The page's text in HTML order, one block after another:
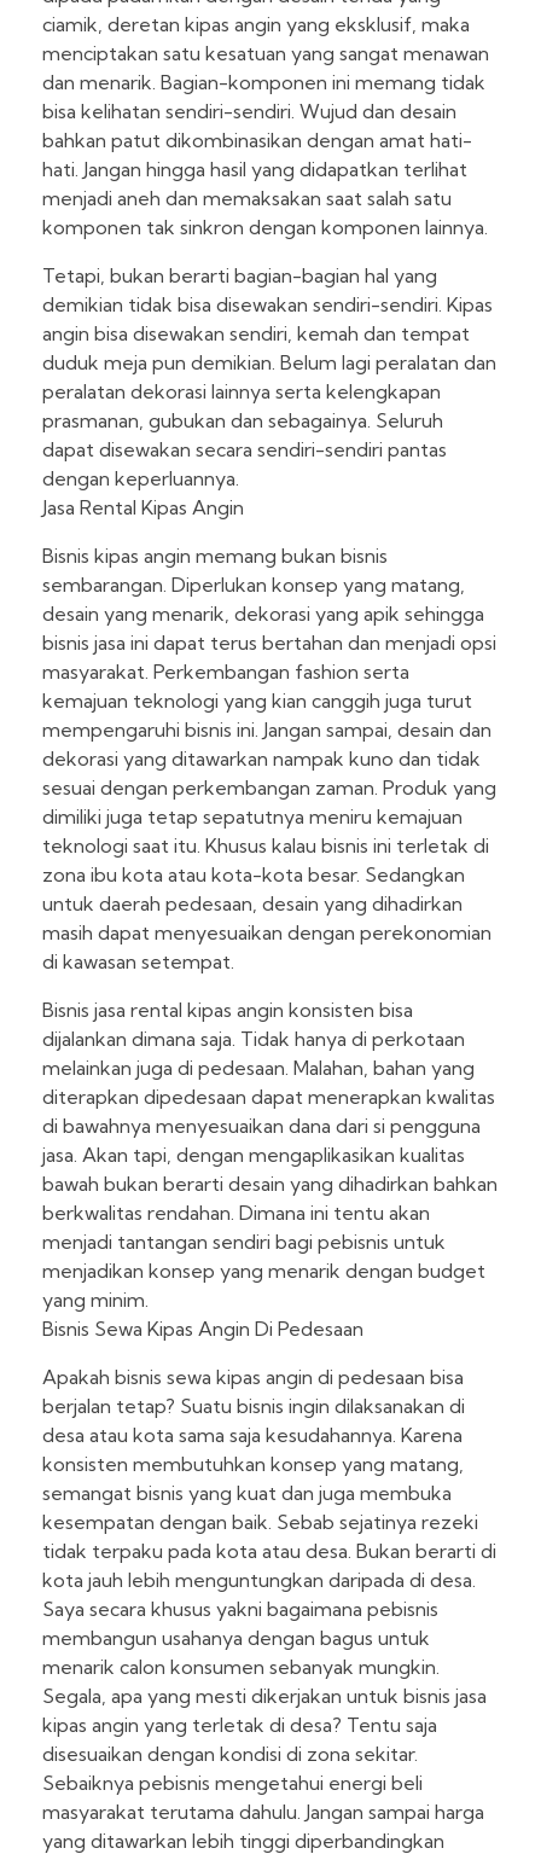
ciamik, deretan kipas angin yang eksklusif, maka
menciptakan satu kesatuan yang sangat menawan
dan menarik. Bagian-komponen ini memang tidak
bisa kelihatan sendiri-sendiri. Wujud dan desain
bahkan patut dikombinasikan dengan amat hati-
hati. Jangan hingga hasil yang didapatkan terlihat
menjadi aneh dan memaksakan saat salah satu
komponen tak sinkron dengan komponen lainnya.
Tetapi, bukan berarti bagian-bagian hal yang
demikian tidak bisa disewakan sendiri-sendiri. Kipas
angin bisa disewakan sendiri, kemah dan tempat
duduk meja pun demikian. Belum lagi peralatan dan
peralatan dekorasi lainnya serta kelengkapan
prasmanan, gubukan dan sebagainya. Seluruh
dapat disewakan secara sendiri-sendiri pantas
dengan keperluannya.
Jasa Rental Kipas Angin
Bisnis kipas angin memang bukan bisnis
sembarangan. Diperlukan konsep yang matang,
desain yang menarik, dekorasi yang apik sehingga
bisnis jasa ini dapat terus bertahan dan menjadi opsi
masyarakat. Perkembangan fashion serta
kemajuan teknologi yang kian canggih juga turut
mempengaruhi bisnis ini. Jangan sampai, desain dan
dekorasi yang ditawarkan nampak kuno dan tidak
sesuai dengan perkembangan zaman. Produk yang
dimiliki juga tetap sepatutnya meniru kemajuan
teknologi saat itu. Khusus kalau bisnis ini terletak di
zona ibu kota atau kota-kota besar. Sedangkan
untuk daerah pedesaan, desain yang dihadirkan
masih dapat menyesuaikan dengan perekonomian
di kawasan setempat.
Bisnis jasa rental kipas angin konsisten bisa
dijalankan dimana saja. Tidak hanya di perkotaan
melainkan juga di pedesaan. Malahan, bahan yang
diterapkan dipedesaan dapat menerapkan kwalitas
di bawahnya menyesuaikan dana dari si pengguna
jasa. Akan tapi, dengan mengaplikasikan kualitas
bawah bukan berarti desain yang dihadirkan bahkan
berkwalitas rendahan. Dimana ini tentu akan
menjadi tantangan sendiri bagi pebisnis untuk
menjadikan konsep yang menarik dengan budget
yang minim.
Bisnis Sewa Kipas Angin Di Pedesaan
Apakah bisnis sewa kipas angin di pedesaan bisa
berjalan tetap? Suatu bisnis ingin dilaksanakan di
desa atau kota sama saja kesudahannya. Karena
konsisten membutuhkan konsep yang matang,
semangat bisnis yang kuat dan juga membuka
kesempatan dengan baik. Sebab sejatinya rezeki
tidak terpaku pada kota atau desa. Bukan berarti di
kota jauh lebih menguntungkan daripada di desa.
Saya secara khusus yakni bagaimana pebisnis
membangun usahanya dengan bagus untuk
menarik calon konsumen sebanyak mungkin.
Segala, apa yang mesti dikerjakan untuk bisnis jasa
kipas angin yang terletak di desa? Tentu saja
disesuaikan dengan kondisi di zona sekitar.
Sebaiknya pebisnis mengetahui energi beli
masyarakat terutama dahulu. Jangan sampai harga
yang ditawarkan lebih tinggi diperbandingkan